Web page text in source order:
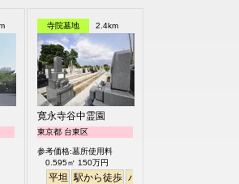
寺院墓地 2.4km
寛永寺谷中霊園
東京都 台東区
参考価格:墓所使用料
0.595㎡ 150万円
平坦 駅から徒歩 バリアフリー